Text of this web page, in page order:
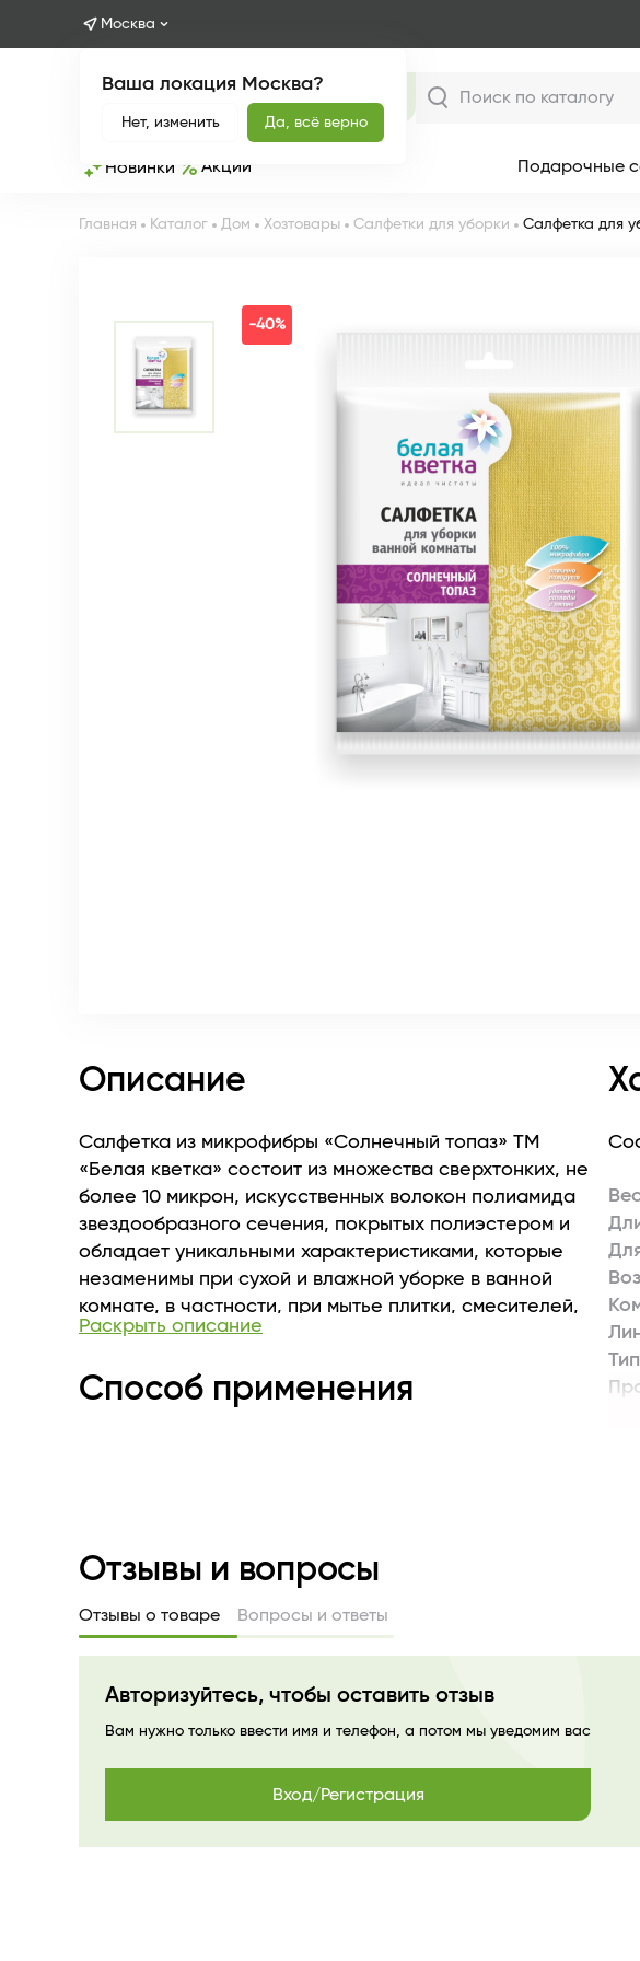
Москва
Ваша локация Москва?
Нет, изменить Да, всё верно
Новинки Акции Подарочные
Главная Каталог Дом Хозтовары Салфетки для уборки Салфетка для
-40%
Описание
Салфетка из микрофибры «Солнечный топаз» ТМ
«Белая кветка» состоит из множества сверхтонких, не
более 10 микрон, искусственных волокон полиамида
звездообразного сечения, покрытых полиэстером и
обладает уникальными характеристиками, которые
незаменимы при сухой и влажной уборке в ванной
комнате, в частности, при мытье плитки, смесителей,
душевых кабин. Плотная и в тоже время мягкая текстура
и позволяет ей свободно скользить по поверхности, не
Раскрыть описание
Способ применения
Отзывы и вопросы
Отзывы о товаре Вопросы и ответы
Авторизуйтесь, чтобы оставить отзыв
Вам нужно только ввести имя и телефон, а потом мы уведомим вас
Вход/Регистрация